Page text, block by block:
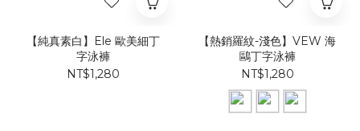
【純真素白】Ele 歐美細丁
字泳褲​
NT$1,280
【熱銷羅紋-淺色】VEW 海
鷗丁字泳褲
NT$1,280